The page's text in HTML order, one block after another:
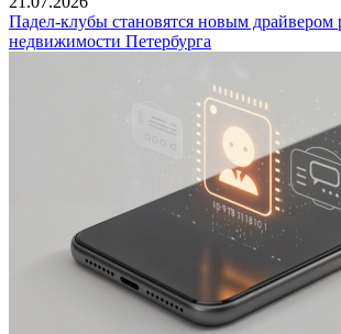
Падел-клубы становятся новым драйвером
недвижимости Петербурга